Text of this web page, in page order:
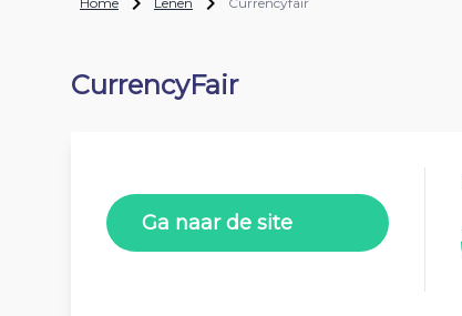
CurrencyFair
Ga naar de site